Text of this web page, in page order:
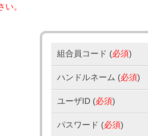
い。
組合員コード (必須)
ハンドルネーム (必須)
ユーザID (必須)
パスワード (必須)